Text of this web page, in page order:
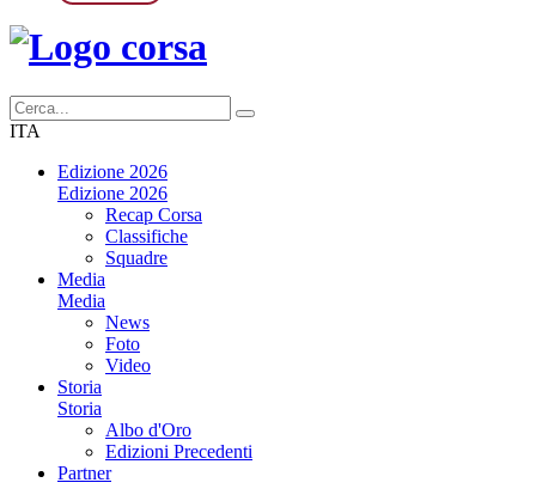
ITA
Edizione 2026
Edizione 2026
Recap Corsa
Classifiche
Squadre
Media
Media
News
Foto
Video
Storia
Storia
Albo d'Oro
Edizioni Precedenti
Partner